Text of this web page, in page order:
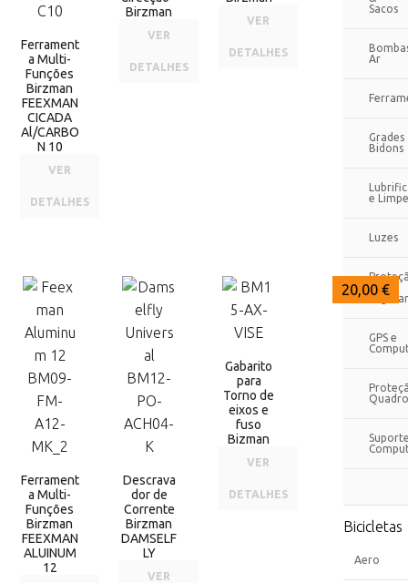
Ferrament
a Multi-
Funções
Birzman
FEEXMAN
CICADA
Al/CARBO
N 10
VER
DETALHES
Birzman
VER
DETALHES
VER
DETALHES
21,50 €
Ferrament
a Multi-
Funções
Birzman
FEEXMAN
ALUINUM
12
21,00 €
Descrava
dor de
Corrente
Birzman
DAMSELF
LY
VER
20,00 €
Gabarito
para
Torno de
eixos e
fuso
Bizman
VER
DETALHES
Sacos
Ar
Grades
Bidons
e
Luzes
e
GPS e
Bicicletas
Aero